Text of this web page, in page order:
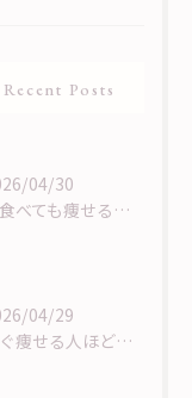
Recent Posts
04/30
【「食べても痩せる」は、サインに気づくことから】
04/29
【すぐ痩せる人ほど痩せない？！】